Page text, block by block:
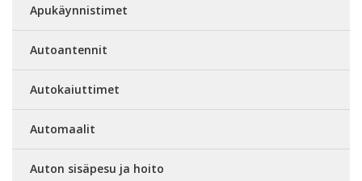
Apukäynnistimet
Autoantennit
Autokaiuttimet
Automaalit
Auton sisäpesu ja hoito